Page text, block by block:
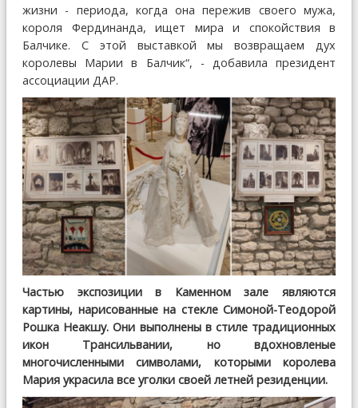
жизни - периода, когда она пережив своего мужа,
короля Фердинанда, ищет мира и спокойствия в
Балчике. С этой выставкой мы возвращаем дух
королевы Марии в Балчик“, - добавила президент
ассоциации ДАР.
Частью экспозиции в Каменном зале являются
картины, нарисованные на стекле Симоной-Теодорой
Рошка Неакшу. Они выполнены в стиле традиционных
икон Трансильвании, но вдохновленые
многочисленными символами, которыми королева
Мария украсила все уголки своей летней резиденции.